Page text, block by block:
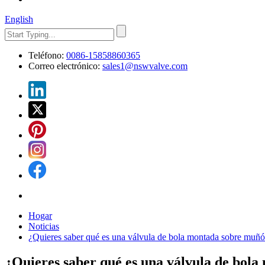
English
Teléfono: 0086-15858860365
Correo electrónico: sales1@nswvalve.com
Hogar
Noticias
¿Quieres saber qué es una válvula de bola montada sobre